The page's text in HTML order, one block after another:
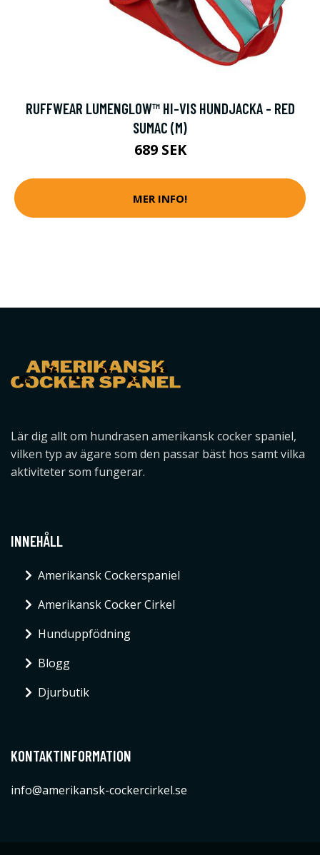
RUFFWEAR LUMENGLOW™ HI-VIS HUNDJACKA - RED
SUMAC (M)
689 SEK
MER INFO!
Lär dig allt om hundrasen amerikansk cocker spaniel,
vilken typ av ägare som den passar bäst hos samt vilka
aktiviteter som fungerar.
INNEHÅLL
Amerikansk Cockerspaniel
Amerikansk Cocker Cirkel
Hunduppfödning
Blogg
Djurbutik
KONTAKTINFORMATION
info@amerikansk-cockercirkel.se